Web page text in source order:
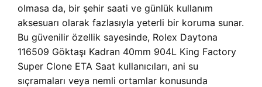
olmasa da, bir şehir saati ve günlük kullanım
aksesuarı olarak fazlasıyla yeterli bir koruma sunar.
Bu güvenilir özellik sayesinde, Rolex Daytona
116509 Göktaşı Kadran 40mm 904L King Factory
Super Clone ETA Saat kullanıcıları, ani su
sıçramaları veya nemli ortamlar konusunda